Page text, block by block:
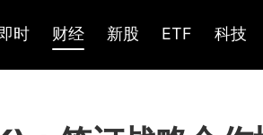
时 财经 新股 ETF 科技